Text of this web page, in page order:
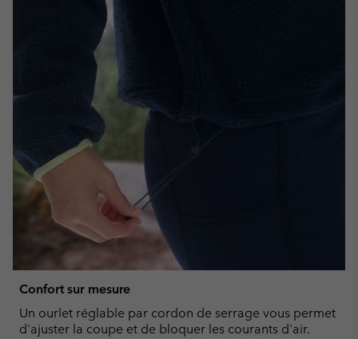
Confort sur mesure
Un ourlet réglable par cordon de serrage vous permet
d'ajuster la coupe et de bloquer les courants d'air.